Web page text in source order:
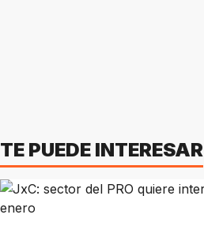
TE PUEDE INTERESAR